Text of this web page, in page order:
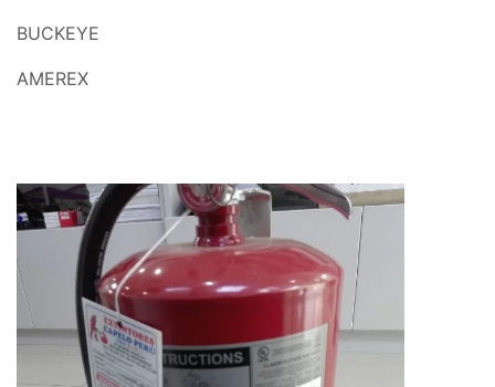
BUCKEYE
AMEREX